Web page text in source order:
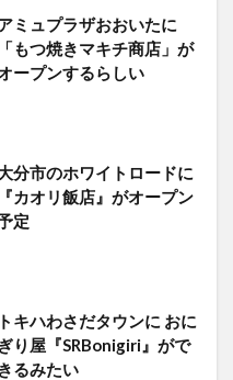
ミュプラザおおいたに
「もつ焼きマキチ商店」が
ープンするらしい
分市のホワイトロードに
『カオリ飯店』がオープン
定
トキハわさだタウンに おに
ぎり屋『SRBonigiri』がで
きるみたい